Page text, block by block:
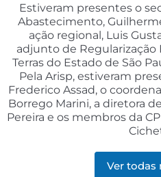
Estiveram presentes o
Abastecimento,
ação regional, Luis
adjunto de
Terras do Estado de São
Pela Arisp, estiveram
Frederico Assad, o
Borrego Marini, a diretora
Pereira e os membros da
Ver todas